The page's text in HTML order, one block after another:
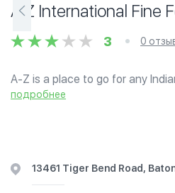
A Z International Fine
3 0
A-Z is a place to go for any
foods or food-related products
подробнее
13461 Tiger Bend Road,